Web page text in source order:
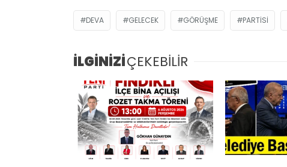
DEVA GELECEK GÖRÜŞME PARTISI
İLGİNİZİÇEKEBİLİR